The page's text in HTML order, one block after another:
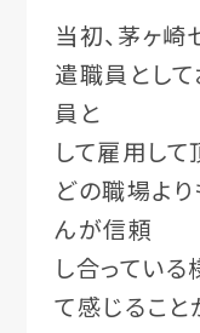
当初、茅ヶ崎
遣職員とし
員と
して雇用して
どの職場よ
んが信頼
し合ってい
て感じること